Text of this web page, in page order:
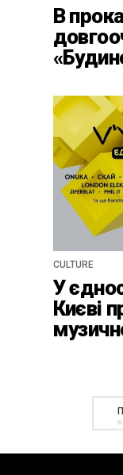
В
CULTURE
У
Києві